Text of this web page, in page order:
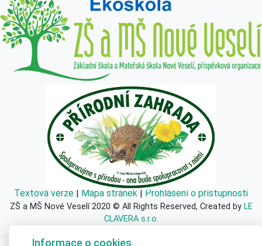
Textová verze | Mapa stránek | Prohlášení o přístupnosti
ZŠ a MŠ Nové Veselí 2020 © All Rights Reserved, Created by LE
CLAVERA s.r.o.
Informace o cookies